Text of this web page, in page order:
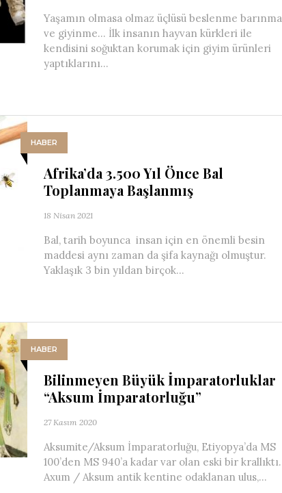
Yaşamın olmasa olmaz üçlüsü beslenme barınma
ve giyinme… İlk insanın hayvan kürkleri ile
kendisini soğuktan korumak için giyim ürünleri
yaptıklarını...
HABER
Afrika’da 3.500 Yıl Önce Bal
Toplanmaya Başlanmış
18 Nisan 2021
Bal, tarih boyunca insan için en önemli besin
maddesi aynı zaman da şifa kaynağı olmuştur.
Yaklaşık 3 bin yıldan birçok...
HABER
Bilinmeyen Büyük İmparatorluklar
“Aksum İmparatorluğu”
27 Kasım 2020
Aksumite/Aksum İmparatorluğu, Etiyopya’da MS
100’den MS 940’a kadar var olan eski bir krallıktı.
Axum / Aksum antik kentine odaklanan ulus,...